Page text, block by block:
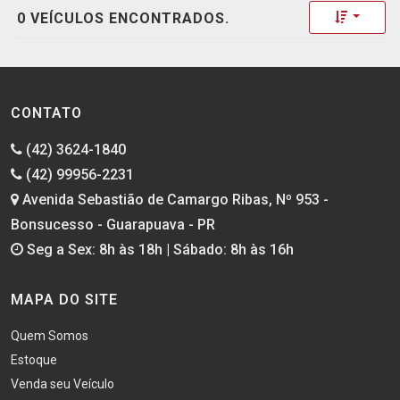
0 VEÍCULOS ENCONTRADOS. Toggle
CONTATO
(42) 3624-1840
(42) 99956-2231
Avenida Sebastião de Camargo Ribas, Nº 953 -
Bonsucesso - Guarapuava - PR
Seg a Sex: 8h às 18h | Sábado: 8h às 16h
MAPA DO SITE
Quem Somos
Estoque
Venda seu Veículo